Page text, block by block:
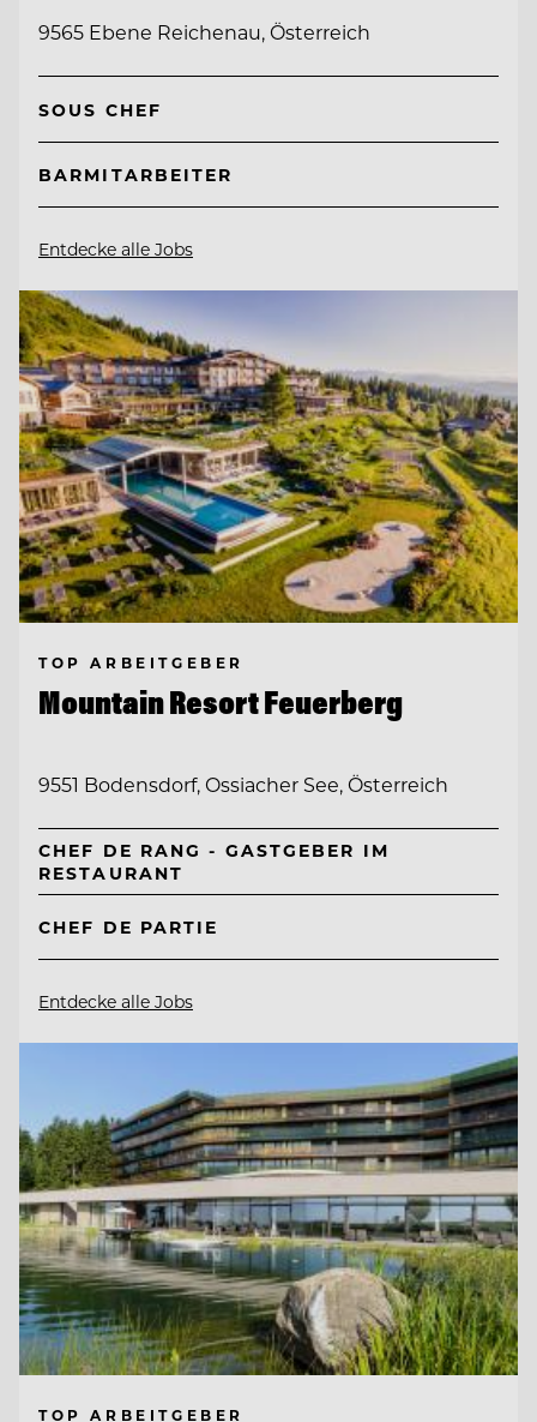
9565 Ebene Reichenau, Österreich
SOUS CHEF
BARMITARBEITER
Entdecke alle Jobs
TOP ARBEITGEBER
Mountain Resort Feuerberg
9551 Bodensdorf, Ossiacher See, Österreich
CHEF DE RANG - GASTGEBER IM
RESTAURANT
CHEF DE PARTIE
Entdecke alle Jobs
TOP ARBEITGEBER